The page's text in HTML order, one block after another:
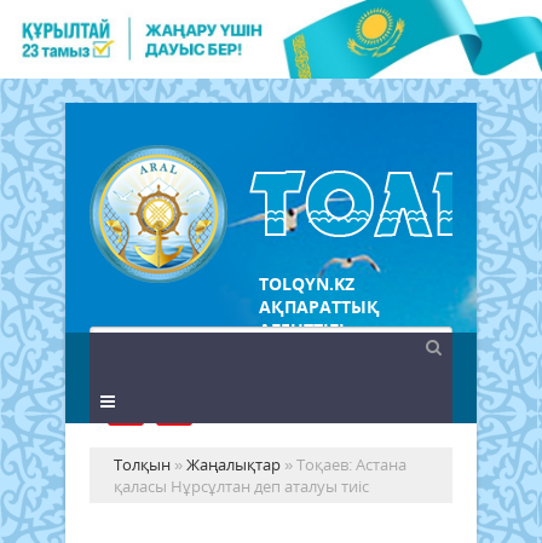
TOLQYN.KZ
АҚПАРАТТЫҚ
АГЕНТТІГІ
Толқын »Жаңалықтар » Тоқаев: Астана
қаласы Нұрсұлтан деп аталуы тиіс